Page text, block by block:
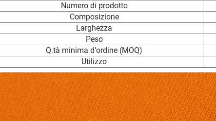
Numero di prodotto
Composizione
Larghezza
Peso
Q.tà minima d'ordine (MOQ)
Utilizzo